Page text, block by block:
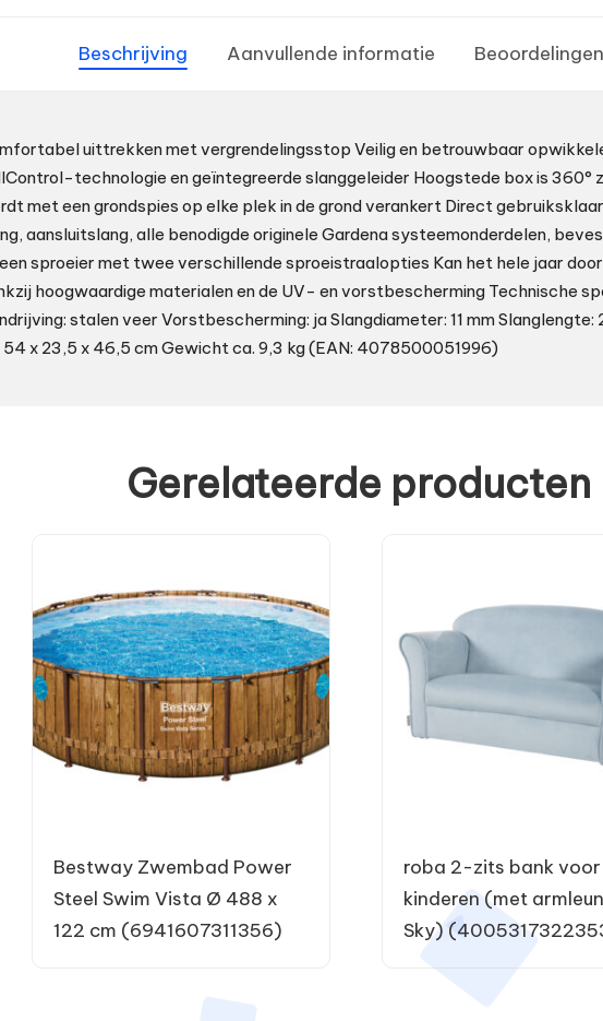
Beschrijving Aanvullende informatie
uittrekken met vergrendelingsstop Veilig en betrouwbaar
technologie en geïntegreerde slanggeleider Hoogstede box is 360°
met een grondspies op elke plek in de grond verankert Direct
aansluitslang, alle benodigde originele Gardena systeemonderdelen,
sproeier met twee verschillende sproeistraalopties Kan het hele jaar
hoogwaardige materialen en de UV- en vorstbescherming Technische
stalen veer Vorstbescherming: ja Slangdiameter: 11 mm Slanglengte:
54 x 23,5 x 46,5 cm Gewicht ca. 9,3 kg (EAN: 4078500051996)
Gerelateerde producten
Bestway Zwembad Power
Steel Swim Vista Ø 488 x
122 cm (6941607311356)
roba 2-zits bank voor
kinderen (met
Sky)